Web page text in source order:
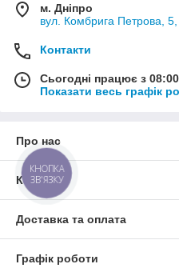
м. Дніпро
вул. Комбрига Петрова, 5,
Контакти
Сьогодні працює з
Показати весь графік
Про нас
Контакти
Доставка та оплата
Графік роботи
КНОПКА
ЗВ'ЯЗКУ